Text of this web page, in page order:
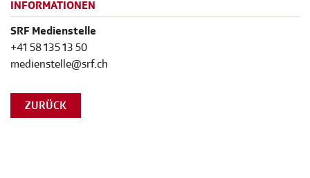
INFORMATIONEN
SRF Medienstelle
+41 58 135 13 50
medienstelle@srf.ch
ZURÜCK